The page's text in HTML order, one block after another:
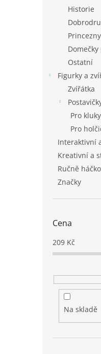
Historie
Ostatní
Figurky a
Zvířátka
Pro kluky
Pro
Interaktivní
Kreativní a
Ručně
Značky
Cena
209 Kč
Na skladě